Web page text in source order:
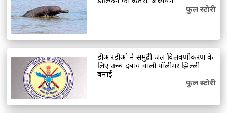
राहुल नवीन को अगस्त 2027 तक एक वर्ष का सेवा
विस्तार मिला
उनके सरपरस्तों को नेस्तनाबूत कियाः राजनाथ
सिंह
ममता बनर्जी के काफिले पर पथराव, पूर्व सीएम
का आरोप-पुलिस के सामने हुआ सब कुछ
प्रदेश: धार के पास भीषण सड़क हादसा, गुजरात के छह
युवकों की मौत
भारत की अंतरिक्ष अर्थव्यवस्था
फुल स्टोरी
डीआरडीओ ने समुद्री जल विलवणीकरण के
लिए उच्च दबाव वाली पॉलीमर झिल्ली
बनाई
फुल स्टोरी